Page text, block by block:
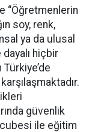
“Öğretmenlerin
soy, renk,
ya da ulusal
hiçbir
güvenlik
ile eğitim